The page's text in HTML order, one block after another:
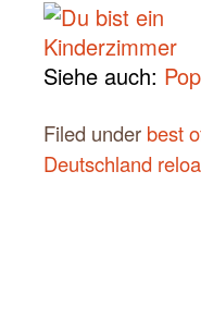
Siehe auch:
Filed under best
Deutschland